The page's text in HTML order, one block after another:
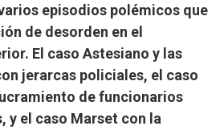
episodios polémicos que
de desorden en el
El caso Astesiano y las
jerarcas policiales, el caso
de funcionarios
y el caso Marset con la